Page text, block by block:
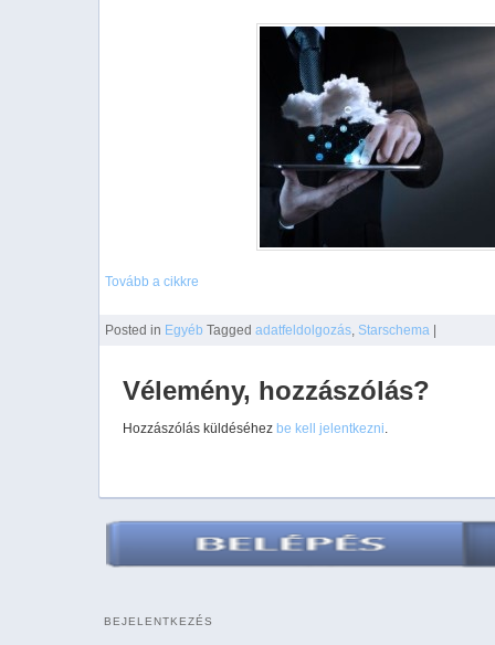
Tovább a cikkre
Posted in Egyéb Tagged adatfeldolgozás, Starschema |
Vélemény, hozzászólás?
Hozzászólás küldéséhez be kell jelentkezni.
BEJELENTKEZÉS